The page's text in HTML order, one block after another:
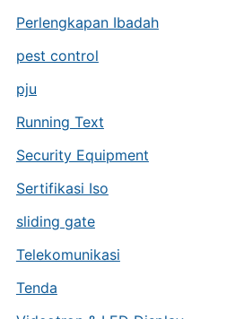
Perlengkapan Ibadah
pest control
pju
Running Text
Security Equipment
Sertifikasi Iso
sliding gate
Telekomunikasi
Tenda